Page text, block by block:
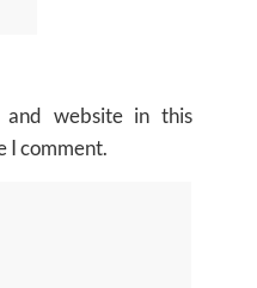
and website in this
I comment.